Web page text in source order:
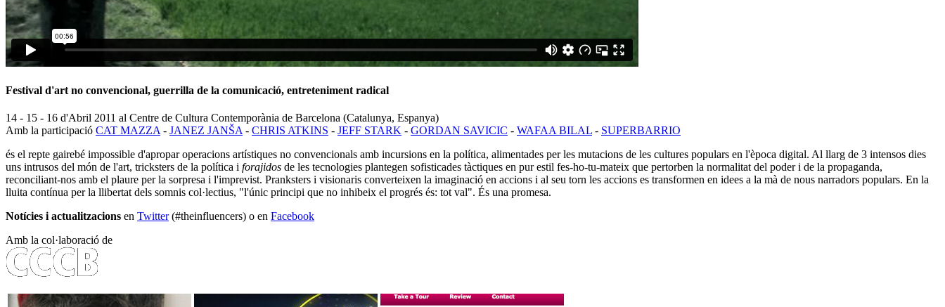
Festival d'art no convencional, guerrilla de la comunicació, entreteniment radical
14 - 15 - 16 d'Abril 2011 al Centre de Cultura Contemporània de Barcelona (Catalunya, Espanya)
Amb la participació CAT MAZZA- JANEZ JANŠA- CHRIS ATKINS - JEFF STARK - GORDAN SAVICIC - WAFAA BILAL - SUPERBARRIO
és el repte gairebé impossible d'apropar operacions artístiques no convencionals amb incursions en la política, alimentades per les mutacions de les cultures populars en l'època digital. Al llarg de 3 intensos dies
uns intrusos del món de l'art, tricksters de la política i forajidos de les tecnologies plantegen sofisticades tàctiques en pur estil fes-ho-tu-mateix que pertorben la normalitat del poder i de la propaganda,
reconciliant-nos amb el plaure per la sorpresa i l'imprevist. Pranksters i visionaris converteixen la imaginació en accions i al seu torn les accions es transformen en idees a la mà de nous narradors populars. En la
lluita contínua per la llibertat dels somnis col·lectius, "l'únic principi que no inhibeix el progrés és: tot val". És una promesa.
Notícies i actualitzacions en Twitter(#theinfluencers) o en Facebook
Amb la col·laboració de